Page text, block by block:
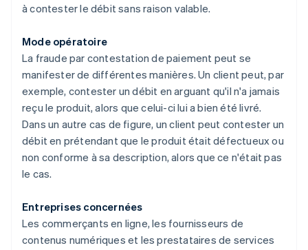
à contester le débit sans raison valable.
Mode opératoire
La fraude par contestation de paiement peut se
manifester de différentes manières. Un client peut, par
exemple, contester un débit en arguant qu'il n'a jamais
reçu le produit, alors que celui-ci lui a bien été livré.
Dans un autre cas de figure, un client peut contester un
débit en prétendant que le produit était défectueux ou
non conforme à sa description, alors que ce n'était pas
le cas.
Entreprises concernées
Les commerçants en ligne, les fournisseurs de
contenus numériques et les prestataires de services